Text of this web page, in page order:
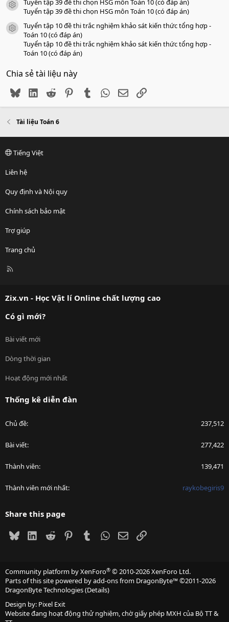
icon tài liệu
Tuyển tập 39 đề thi chọn HSG môn Toán 10 (có đáp án)
Tuyển tập 39 đề thi chọn HSG môn Toán 10 (có đáp án)
icon tài liệu
Tuyển tập 10 đề thi trắc nghiệm khảo sát kiến thức tổng hợp -
Toán 10 (có đáp án)
Tuyển tập 10 đề thi trắc nghiệm khảo sát kiến thức tổng hợp -
Toán 10 (có đáp án)
Chia sẻ tài liệu này
BlueskyLinkedIn
Reddit PinterestTumblr WhatsApp
EmailLink
Tài liệu Toán 6
Tiếng Việt
Liên hệ
Quy định và Nội quy
Chính sách bảo mật
Trợ giúp
Trang chủ
R
Zix.vn - Học Vật lí Online chất lượng cao
Có gì mới?
Bài viết mới
Dòng thời gian
Hoạt động mới nhất
Thống kê diễn đàn
Chủ đề 237,512
Bài viết 277,422
Thành viên 139,471
Thành viên mới nhất raykobegiris9
Share this page
BlueskyLinkedIn
Reddit PinterestTumblrWhatsApp
EmailLink
Community platform by XenForo® © 2010-2026 XenForo Ltd.
Parts of this site powered byadd-ons from DragonByte™©2011-2026
DragonByte Technologies(Details)
Design by: Pixel Exit
Website đang hoạt động thử nghiệm, chờ giấy phép MXH của Bộ TT &